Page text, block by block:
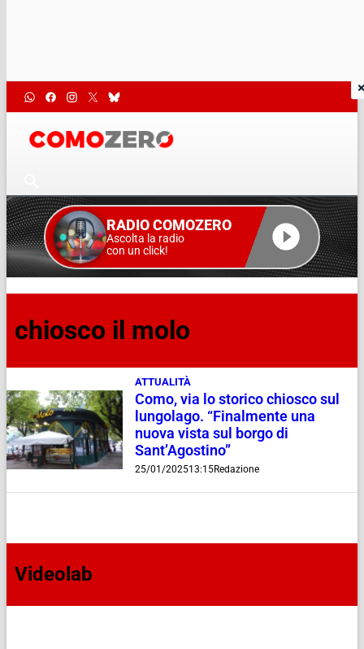
RADIO COMOZERO
Ascolta la radio
con un click!
chiosco il molo
ATTUALITÀ
Como, via lo storico chiosco sul
lungolago. “Finalmente una
nuova vista sul borgo di
Sant’Agostino”
25/01/202513:15Redazione
Videolab